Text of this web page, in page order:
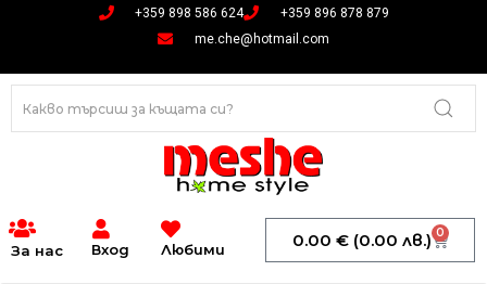
+359 898 586 624
+359 896 878 879
me.che@hotmail.com
За нас Вход Любими 0.00€ (0.00 лв.) 0
Cart